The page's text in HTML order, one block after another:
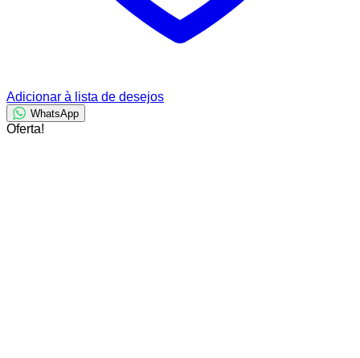
Adicionar à lista de desejos
WhatsApp
Oferta!